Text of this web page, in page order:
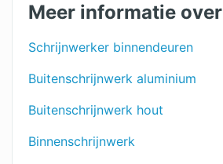
Meer informatie over
Schrijnwerker binnendeuren
Buitenschrijnwerk aluminium
Buitenschrijnwerk hout
Binnenschrijnwerk